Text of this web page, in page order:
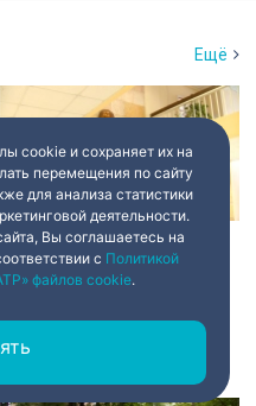
Ещё
Институту травматологии и
ортопедии имени Р.Р.
Вредена – 120 лет: от
до передового
двигаться без боли. Юбилей
и ортопедии имени Р.Р. Вредена.
cookie и сохраняет их на
перемещения по сайту
для анализа статистики
деятельности.
Вы соглашаетесь на
с Политикой
файлов cookie.